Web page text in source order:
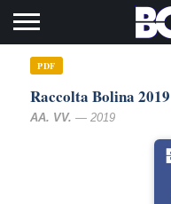
PDF
Raccolta Bolina 2019
AA. VV. — 2019